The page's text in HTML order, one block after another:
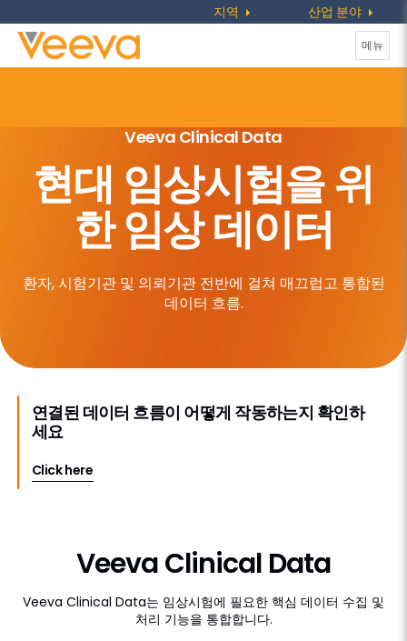
지역 산업 분야
탐
색
메뉴
Veeva Clinical Data
현대 임상시험을 위
한 임상 데이터
환자, 시험기관 및 의뢰기관 전반에 걸쳐 매끄럽고 통합된
데이터 흐름.
연결된 데이터 흐름이 어떻게 작동하는지 확인하
세요
Click here
Veeva Clinical Data
Veeva Clinical Data는 임상시험에 필요한 핵심 데이터 수집 및
처리 기능을 통합합니다.